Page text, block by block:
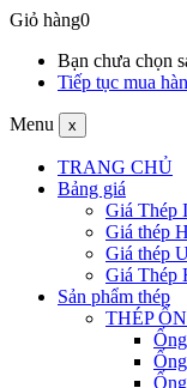
Giỏ hàng0
Bạn chưa chọn
Tiếp tục mua
Menu x
TRANG CHỦ
Bảng giá
Giá Thép I
Giá thép H
Giá thép
Giá Thép
Sản phẩm thép
THÉP